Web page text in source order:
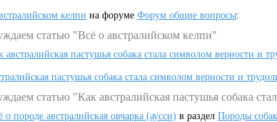
келпи на форуме Форум общие вопросы:
статью "Всё о австралийском келпи"
австралийская пастушья собака стала символом верности и
пастушья собака стала символом верности и
статью "Как австралийская пастушья собака
о породе австралийская овчарка (аусси) в раздел Породы собак